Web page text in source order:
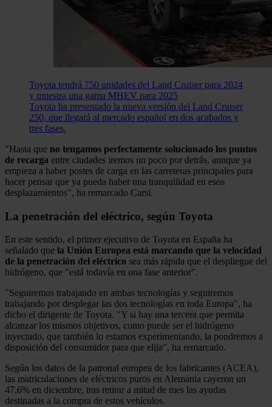
Toyota tendrá 750 unidades del Land Cruiser para 2024
y muestra una gama MHEV para 2025
Toyota ha presentado la nueva versión del Land Cruiser
250, que llegará al mercado español en dos acabados y
tres fases.
"Hasta que no tengamos perfectamente solucionado los puntos
de recarga entre ciudades iremos un poco por detrás, aunque ya
empieza a haber postes de carga en las carreteras principales para
hacer pensar que ya pueda haber una tranquilidad en esos
desplazamientos", ha remarcado Carsi.
La penetración del eléctrico, según Toyota
En este sentido, el primer ejecutivo de Toyota en España ha
señalado que la Unión Europea está marcando que la velocidad
de la penetración del eléctrico sea más rápida que el despliegue del
hidrógeno, que "está todavía en una fase anterior".
"Seguiremos trabajando en ambas tecnologías y seguiremos
trabajando por desplegar las dos tecnologías en toda Europa", ha
dicho el dirigente de Toyota. "Y si hay una tercera que permita
alcanzar los mismos objetivos, como puede ser el hidrógeno
inyectado, que también lo estamos experimentando, la pondremos a
disposición del consumidor para que elija", ha remarcado.
Según los datos de la patronal europea de los fabricantes (ACEA),
las matriculaciones de eléctricos puros en Alemania cayeron un
47,6% en diciembre, tras retirar a mitad de mes las ayudas
destinadas a la compra de estos vehículos.